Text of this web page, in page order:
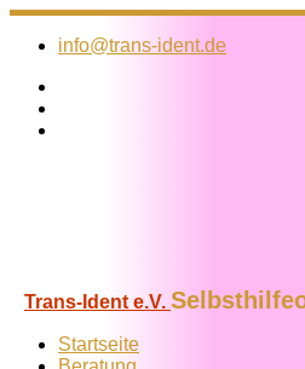
Zum
Inhalt
info@trans-ident.de
Trans-Ident e.V.
Startseite